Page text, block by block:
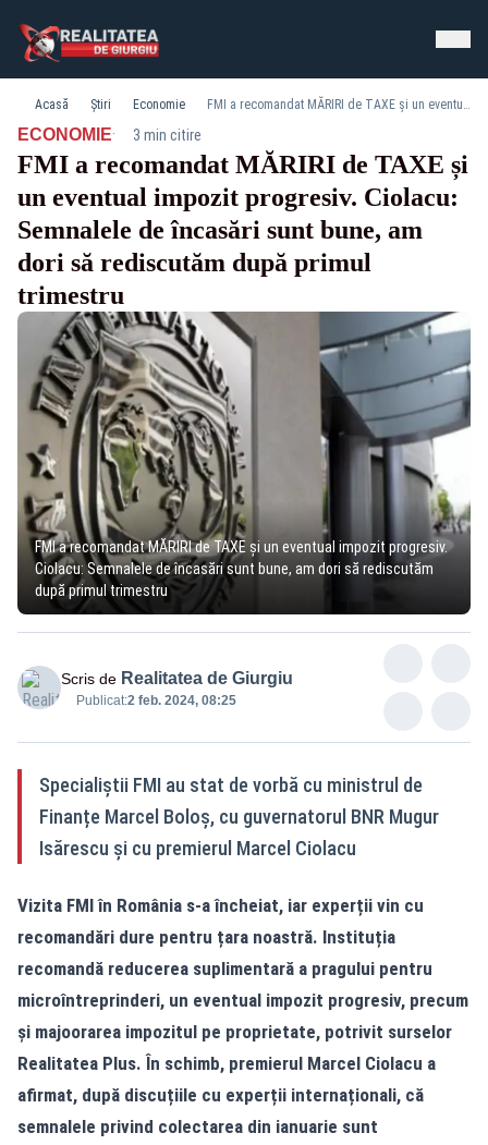
Acasă Știri Economie FMI a recomandat MĂRIRI de TAXE și un eventual impozit progresiv. Ciolacu: Semnalele de încasări sunt bune, am dori să rediscutăm după primul trimestru
ECONOMIE· 3 min citire
FMI a recomandat MĂRIRI de TAXE și
un eventual impozit progresiv. Ciolacu:
Semnalele de încasări sunt bune, am
dori să rediscutăm după primul
trimestru
FMI a recomandat MĂRIRI de TAXE și un eventual impozit progresiv.
Ciolacu: Semnalele de încasări sunt bune, am dori să rediscutăm
după primul trimestru
Scris de Realitatea de Giurgiu
Publicat:2 feb. 2024, 08:25
Specialiștii FMI au stat de vorbă cu ministrul de
Finanțe Marcel Boloș, cu guvernatorul BNR Mugur
Isărescu și cu premierul Marcel Ciolacu
Vizita FMI în România s-a încheiat, iar experții vin cu
recomandări dure pentru țara noastră. Instituția
recomandă reducerea suplimentară a pragului pentru
microîntreprinderi, un eventual impozit progresiv, precum
și majoorarea impozitul pe proprietate, potrivit surselor
Realitatea Plus. În schimb, premierul Marcel Ciolacu a
afirmat, după discuțiile cu experții internaționali, că
semnalele privind colectarea din ianuarie sunt